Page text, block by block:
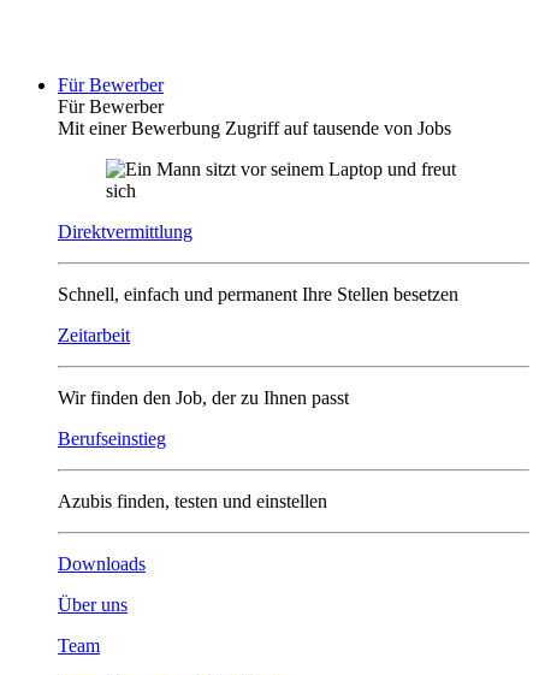
Für Bewerber
Für Bewerber
Mit einer Bewerbung Zugriff auf tausende von Jobs
Direktvermittlung
Schnell, einfach und permanent Ihre Stellen besetzen
Zeitarbeit
Wir finden den Job, der zu Ihnen passt
Berufseinstieg
Azubis finden, testen und einstellen
Downloads
Über uns
Team